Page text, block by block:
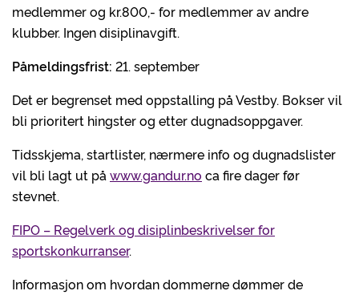
medlemmer og kr.800,- for medlemmer av andre
klubber. Ingen disiplinavgift.
Påmeldingsfrist: 21. september
Det er begrenset med oppstalling på Vestby. Bokser vil
bli prioritert hingster og etter dugnadsoppgaver.
Tidsskjema, startlister, nærmere info og dugnadslister
vil bli lagt ut på www.gandur.no ca fire dager før
stevnet.
FIPO – Regelverk og disiplinbeskrivelser for
sportskonkurranser.
Informasjon om hvordan dommerne dømmer de